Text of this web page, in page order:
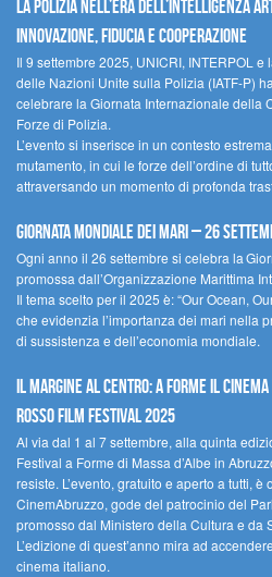
La polizia nell’era dell’Intelligenza
innovazione, fiducia e cooperazione
Il 9 settembre 2025, UNICRI, INTERPOL e
delle Nazioni Unite sulla Polizia (IATF-P)
celebrare la Giornata Internazionale della
Forze di Polizia.
L’evento si inserisce in un contesto
mutamento, in cui le forze dell’ordine di
attraversando un momento di profonda
Giornata Mondiale dei Mari – 26
Ogni anno il 26 settembre si celebra la
promossa dall’Organizzazione Marittima
Il tema scelto per il 2025 è: “Our Ocean,
che evidenzia l’importanza dei mari nella
di sussistenza e dell’economia mondiale.
Il margine al centro: a Forme il
Rosso Film Festival 2025
Al via dal 1 al 7 settembre, alla quinta
Festival a Forme di Massa d’Albe in
resiste. L’evento, gratuito e aperto a tutti,
CinemAbruzzo, gode del patrocinio del
promosso dal Ministero della Cultura e da
L’edizione di quest’anno mira ad
cinema italiano.